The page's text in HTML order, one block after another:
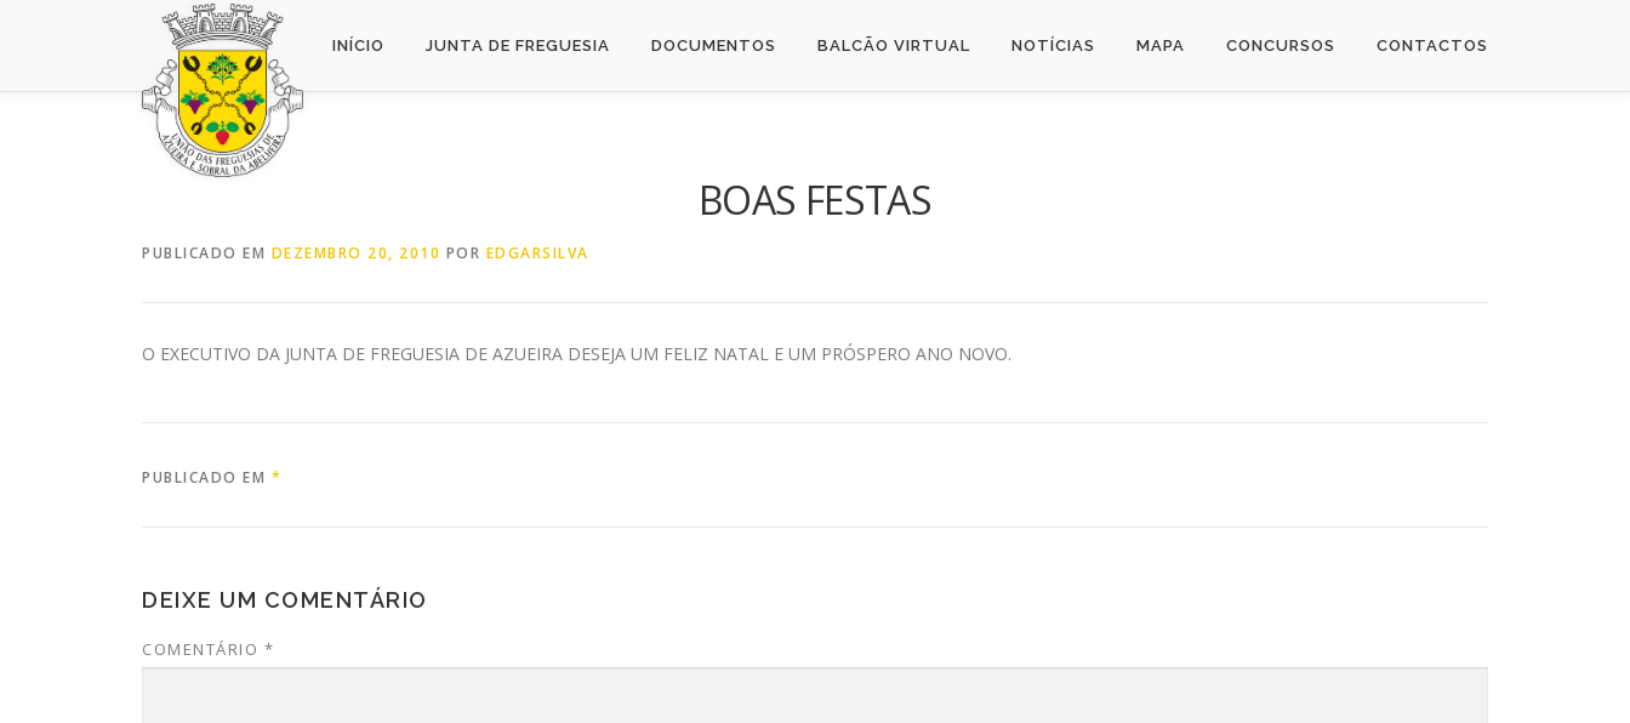
INÍCIO JUNTA DE FREGUESIA DOCUMENTOS BALCÃO VIRTUAL NOTÍCIAS MAPA CONCURSOS CONTACTOS
BOAS FESTAS
PUBLICADO EM DEZEMBRO 20, 2010 POR EDGARSILVA
O EXECUTIVO DA JUNTA DE FREGUESIA DE AZUEIRA DESEJA UM FELIZ NATAL E UM PRÓSPERO ANO NOVO.
PUBLICADO EM *
DEIXE UM COMENTÁRIO
COMENTÁRIO *